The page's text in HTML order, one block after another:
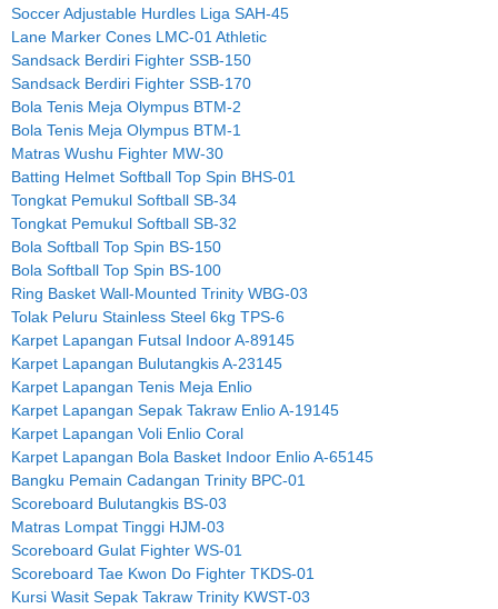
Soccer Adjustable Hurdles Liga SAH-45
Lane Marker Cones LMC-01 Athletic
Sandsack Berdiri Fighter SSB-150
Sandsack Berdiri Fighter SSB-170
Bola Tenis Meja Olympus BTM-2
Bola Tenis Meja Olympus BTM-1
Matras Wushu Fighter MW-30
Batting Helmet Softball Top Spin BHS-01
Tongkat Pemukul Softball SB-34
Tongkat Pemukul Softball SB-32
Bola Softball Top Spin BS-150
Bola Softball Top Spin BS-100
Ring Basket Wall-Mounted Trinity WBG-03
Tolak Peluru Stainless Steel 6kg TPS-6
Karpet Lapangan Futsal Indoor A-89145
Karpet Lapangan Bulutangkis A-23145
Karpet Lapangan Tenis Meja Enlio
Karpet Lapangan Sepak Takraw Enlio A-19145
Karpet Lapangan Voli Enlio Coral
Karpet Lapangan Bola Basket Indoor Enlio A-65145
Bangku Pemain Cadangan Trinity BPC-01
Scoreboard Bulutangkis BS-03
Matras Lompat Tinggi HJM-03
Scoreboard Gulat Fighter WS-01
Scoreboard Tae Kwon Do Fighter TKDS-01
Kursi Wasit Sepak Takraw Trinity KWST-03